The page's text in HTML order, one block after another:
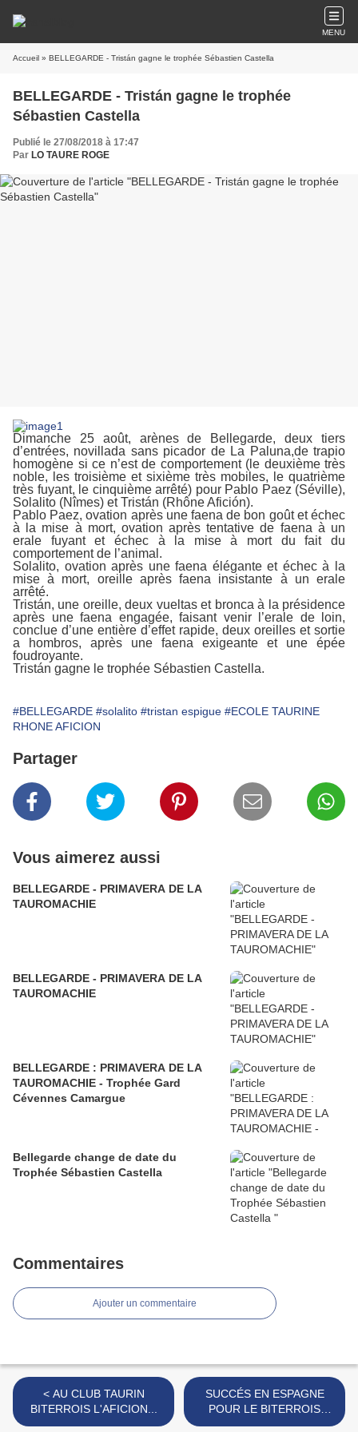
MENU
Accueil » BELLEGARDE - Tristán gagne le trophée Sébastien Castella
BELLEGARDE - Tristán gagne le trophée
Sébastien Castella
Publié le 27/08/2018 à 17:47
Par LO TAURE ROGE
Dimanche 25 août, arènes de Bellegarde, deux tiers
d’entrées, novillada sans picador de La Paluna,de trapio
homogène si ce n’est de comportement (le deuxième très
noble, les troisième et sixième très mobiles, le quatrième
très fuyant, le cinquième arrêté) pour Pablo Paez (Séville),
Solalito (Nîmes) et Tristán (Rhône Afición).
Pablo Paez, ovation après une faena de bon goût et échec
à la mise à mort, ovation après tentative de faena à un
erale fuyant et échec à la mise à mort du fait du
comportement de l’animal.
Solalito, ovation après une faena élégante et échec à la
mise à mort, oreille après faena insistante à un erale
arrêté.
Tristán, une oreille, deux vueltas et bronca à la présidence
après une faena engagée, faisant venir l’erale de loin,
conclue d’une entière d’effet rapide, deux oreilles et sortie
a hombros, après une faena exigeante et une épée
foudroyante.
Tristán gagne le trophée Sébastien Castella.
#BELLEGARDE #solalito #tristan espigue #ECOLE TAURINE
RHONE AFICION
Partager
Vous aimerez aussi
BELLEGARDE - PRIMAVERA DE LA
TAUROMACHIE
BELLEGARDE - PRIMAVERA DE LA
TAUROMACHIE
BELLEGARDE : PRIMAVERA DE LA
TAUROMACHIE - Trophée Gard
Cévennes Camargue
Bellegarde change de date du
Trophée Sébastien Castella
Commentaires
Ajouter un commentaire
< AU CLUB TAURIN
BITERROIS L'AFICION...
SUCCÉS EN ESPAGNE
POUR LE BITERROIS
CARLOS OLSINA >